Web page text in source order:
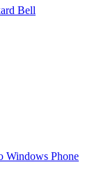
Bell
Windows Phone